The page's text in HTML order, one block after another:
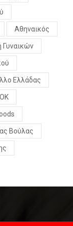
Αθηναικός
Γυναικών
Ελλάδας
Βούλας